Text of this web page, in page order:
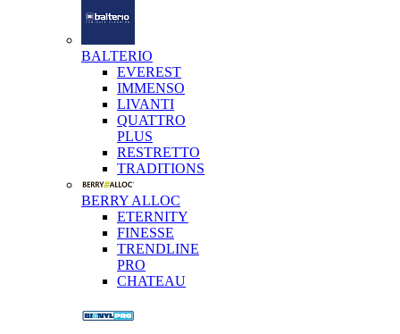
BALTERIO
EVEREST
IMMENSO
LIVANTI
QUATTRO
PLUS
RESTRETTO
TRADITIONS
BERRY ALLOC
ETERNITY
FINESSE
TRENDLINE
PRO
CHATEAU